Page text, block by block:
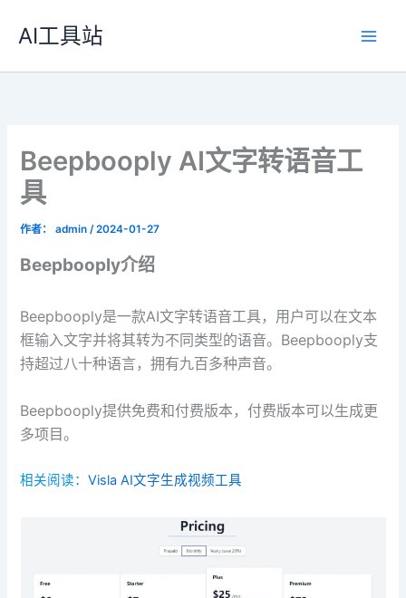
容
AI工具站
Beepbooply AI文字转语音工
具
作者： admin/2024-01-27
Beepbooply介绍
Beepbooply是一款AI文字转语音工具，用户可以在文本
框输入文字并将其转为不同类型的语音。Beepbooply支
持超过八十种语言，拥有九百多种声音。
Beepbooply提供免费和付费版本，付费版本可以生成更
多项目。
相关阅读：Visla AI文字生成视频工具